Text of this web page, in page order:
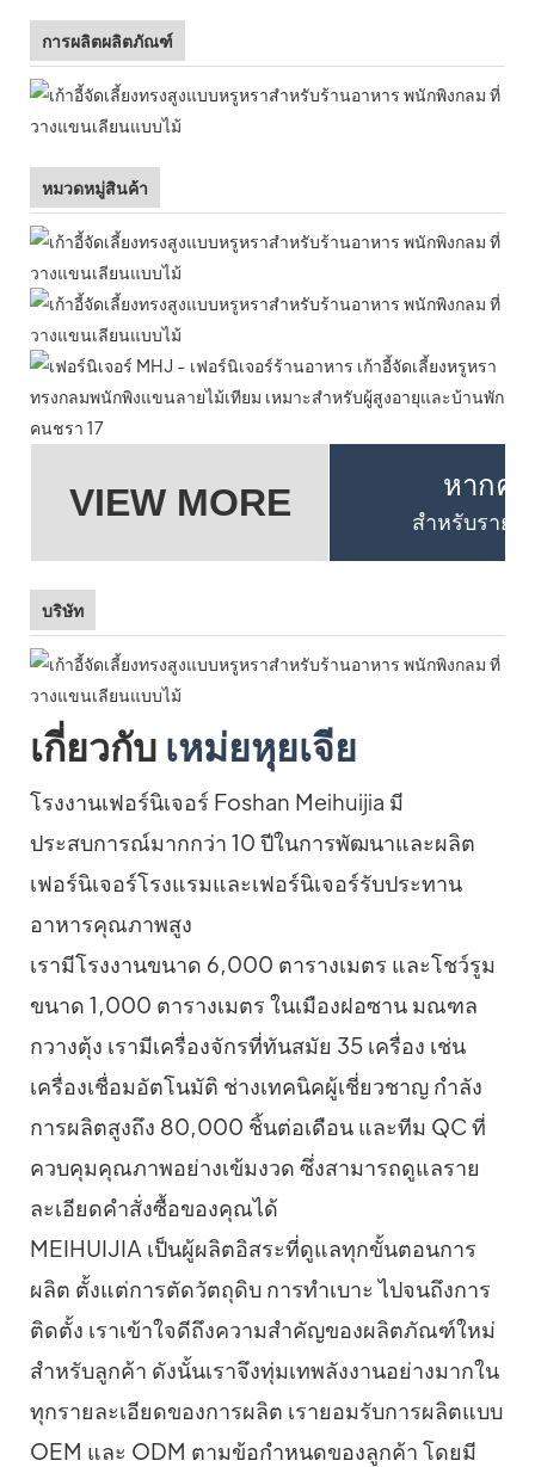
การผลิตผลิตภัณฑ์
หมวดหมู่สินค้า
VIEW MORE หากคุ
สำหรับรายล
บริษัท
เกี่ยวกับ เหม่ยหุยเจีย
โรงงานเฟอร์นิเจอร์ Foshan Meihuijia มี
ประสบการณ์มากกว่า 10 ปีในการพัฒนาและผลิต
เฟอร์นิเจอร์โรงแรมและเฟอร์นิเจอร์รับประทาน
อาหารคุณภาพสูง
เรามีโรงงานขนาด 6,000 ตารางเมตร และโชว์รูม
ขนาด 1,000 ตารางเมตร ในเมืองฝอซาน มณฑล
กวางตุ้ง เรามีเครื่องจักรที่ทันสมัย ​​35 เครื่อง เช่น
เครื่องเชื่อมอัตโนมัติ ช่างเทคนิคผู้เชี่ยวชาญ กำลัง
การผลิตสูงถึง 80,000 ชิ้นต่อเดือน และทีม QC ที่
ควบคุมคุณภาพอย่างเข้มงวด ซึ่งสามารถดูแลราย
ละเอียดคำสั่งซื้อของคุณได้
MEIHUIJIA เป็นผู้ผลิตอิสระที่ดูแลทุกขั้นตอนการ
ผลิต ตั้งแต่การตัดวัตถุดิบ การทำเบาะ ไปจนถึงการ
ติดตั้ง เราเข้าใจดีถึงความสำคัญของผลิตภัณฑ์ใหม่
สำหรับลูกค้า ดังนั้นเราจึงทุ่มเทพลังงานอย่างมากใน
ทุกรายละเอียดของการผลิต เรายอมรับการผลิตแบบ
OEM และ ODM ตามข้อกำหนดของลูกค้า โดยมี